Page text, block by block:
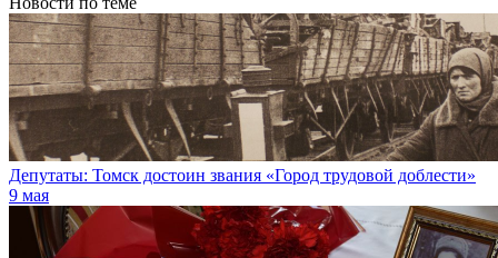
Депутаты: Томск достоин звания «Город трудовой доблести»
9 мая